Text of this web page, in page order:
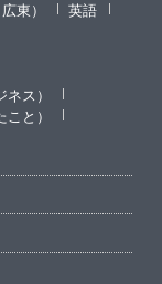
東）
英語
ネス）
と）